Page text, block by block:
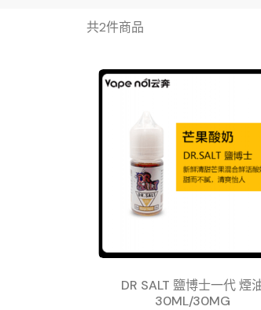
共2件商品
DR SALT 鹽博士一代 煙
30ML/30MG